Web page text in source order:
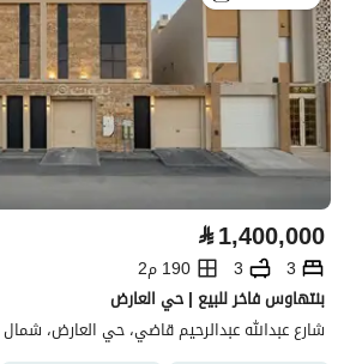
⃁1,400,000
3
3
190 م2
بنتهاوس فاخر للبيع | حي العارض
شارع عبدالله عبدالرحيم قاضي، حي العارض، شمال